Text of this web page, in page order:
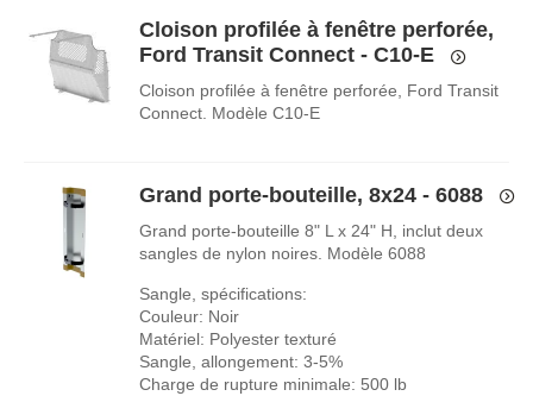
Cloison profilée à fenêtre perforée,
Ford Transit Connect - C10-E
Cloison profilée à fenêtre perforée, Ford Transit
Connect. Modèle C10-E
Grand porte-bouteille, 8x24 - 6088
Grand porte-bouteille 8" L x 24" H, inclut deux
sangles de nylon noires. Modèle 6088
Sangle, spécifications:
Couleur: Noir
Matériel: Polyester texturé
Sangle, allongement: 3-5%
Charge de rupture minimale: 500 lb